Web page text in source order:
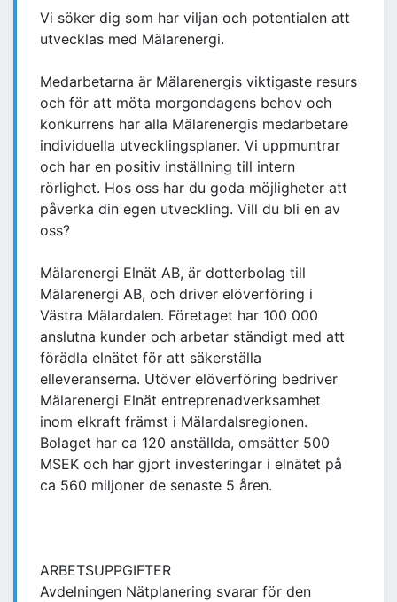
Vi söker dig som har viljan och potentialen att
utvecklas med Mälarenergi.
Medarbetarna är Mälarenergis viktigaste resurs
och för att möta morgondagens behov och
konkurrens har alla Mälarenergis medarbetare
individuella utvecklingsplaner. Vi uppmuntrar
och har en positiv inställning till intern
rörlighet. Hos oss har du goda möjligheter att
påverka din egen utveckling. Vill du bli en av
oss?
Mälarenergi Elnät AB, är dotterbolag till
Mälarenergi AB, och driver elöverföring i
Västra Mälardalen. Företaget har 100 000
anslutna kunder och arbetar ständigt med att
förädla elnätet för att säkerställa
elleveranserna. Utöver elöverföring bedriver
Mälarenergi Elnät entreprenadverksamhet
inom elkraft främst i Mälardalsregionen.
Bolaget har ca 120 anställda, omsätter 500
MSEK och har gjort investeringar i elnätet på
ca 560 miljoner de senaste 5 åren.
ARBETSUPPGIFTER
Avdelningen Nätplanering svarar för den